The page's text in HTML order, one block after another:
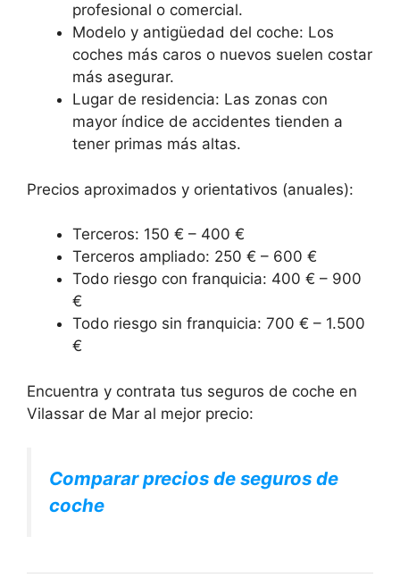
profesional o comercial.
Modelo y antigüedad del coche: Los
coches más caros o nuevos suelen costar
más asegurar.
Lugar de residencia: Las zonas con
mayor índice de accidentes tienden a
tener primas más altas.
Precios aproximados y orientativos (anuales):
Terceros: 150 € – 400 €
Terceros ampliado: 250 € – 600 €
Todo riesgo con franquicia: 400 € – 900
€
Todo riesgo sin franquicia: 700 € – 1.500
€
Encuentra y contrata tus seguros de coche en
Vilassar de Mar al mejor precio:
Comparar precios de seguros de
coche